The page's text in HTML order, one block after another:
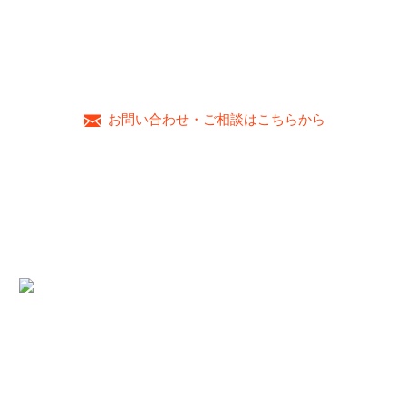
お問い合わせ・ご相談はこちらから